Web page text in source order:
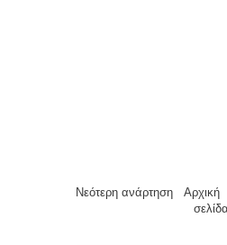
Νεότερη ανάρτηση
Αρχική
σελίδα